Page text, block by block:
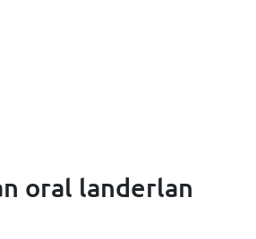
oral landerlan